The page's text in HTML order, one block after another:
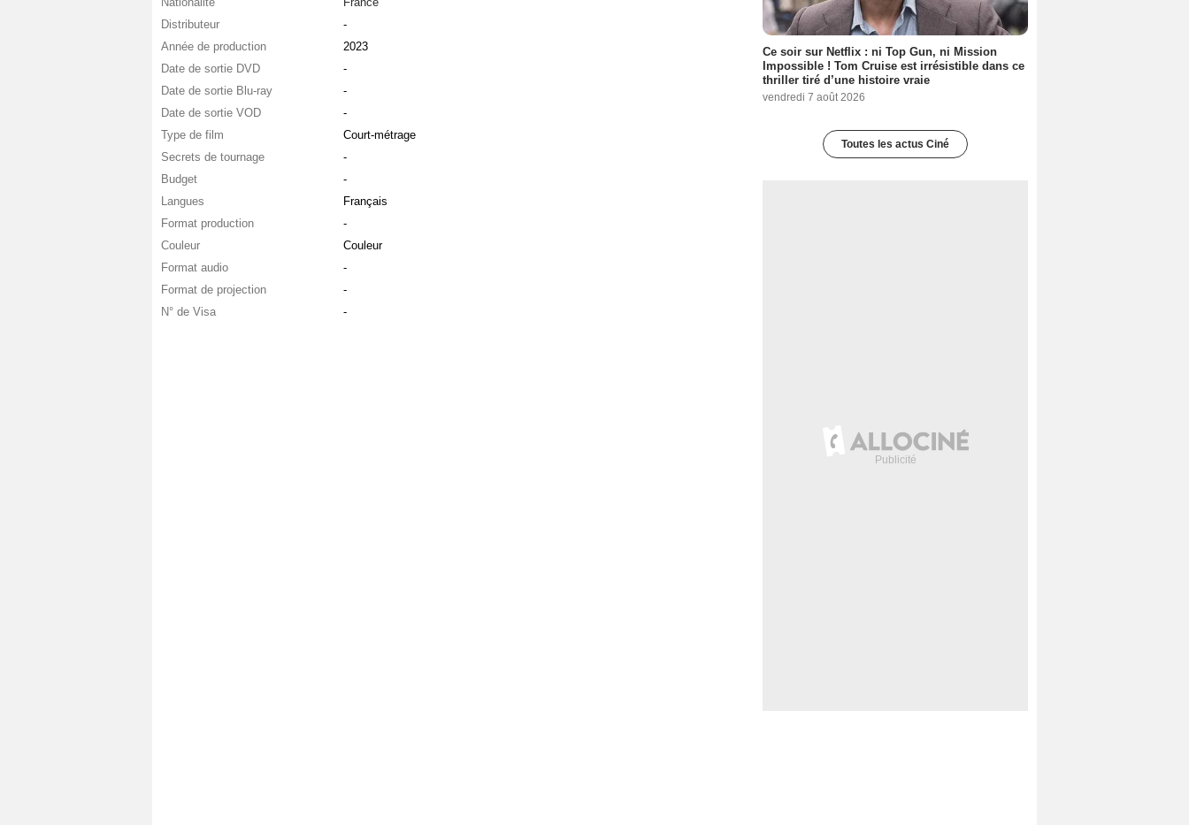
Distributeur
-
Année de production
2023
Date de sortie DVD
-
Date de sortie Blu-ray
-
Date de sortie VOD
-
Type de film
Court-métrage
Secrets de tournage
-
Budget
-
Langues
Français
Format production
-
Couleur
Couleur
Format audio
-
Format de projection
-
N° de Visa
-
Ce soir sur Netflix : ni Top Gun, ni Mission
Impossible ! Tom Cruise est irrésistible dans ce
thriller tiré d’une histoire vraie
vendredi 7 août 2026
Toutes les actus Ciné